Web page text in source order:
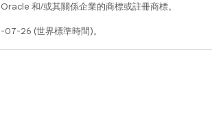
和/或其關係企業的商標或註冊商標。
26 (世界標準時間)。